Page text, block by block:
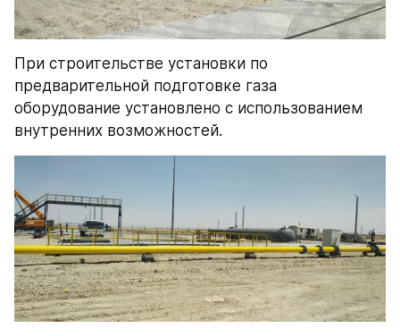
При строительстве установки по
предварительной подготовке газа
оборудование установлено с использованием
внутренних возможностей.